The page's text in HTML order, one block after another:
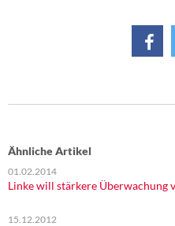
Ähnliche Artikel
01.02.2014
Linke will stärkere Überwachung
15.12.2012